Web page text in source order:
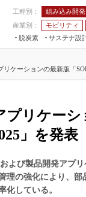
工程別： 組み込み開発
産業別：
モビリティ
脱炭素
サステナ設
工場
設備保全
ケーションの最新版「
プリケー
」を発表
よび製品開発アプ
理の強化により、
化している。